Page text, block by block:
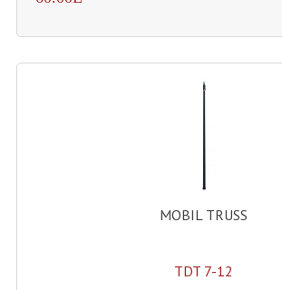
Enceinte Nomade Bluetooth
Enceintes Monitoring
Haut-Parleurs Moteurs Tweeters
MOBIL TRUSS
TDT 7-12